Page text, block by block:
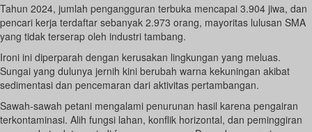
Tahun 2024, jumlah pengangguran terbuka mencapai 3.904 jiwa, dan
pencari kerja terdaftar sebanyak 2.973 orang, mayoritas lulusan SMA
yang tidak terserap oleh industri tambang.
Ironi ini diperparah dengan kerusakan lingkungan yang meluas.
Sungai yang dulunya jernih kini berubah warna kekuningan akibat
sedimentasi dan pencemaran dari aktivitas pertambangan.
Sawah-sawah petani mengalami penurunan hasil karena pengairan
terkontaminasi. Alih fungsi lahan, konflik horizontal, dan peminggiran